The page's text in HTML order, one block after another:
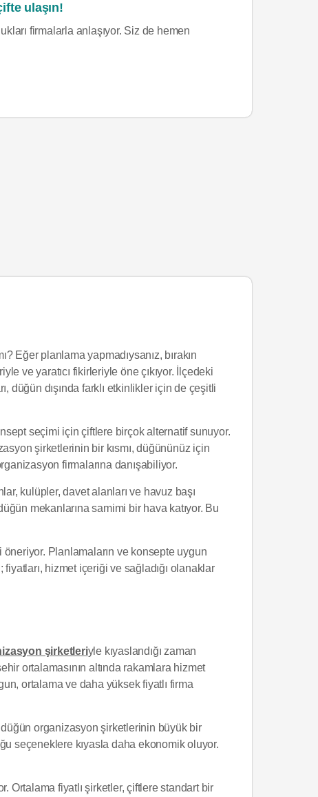
ulaşın!
firmalarla anlaşıyor. Siz de hemen
Eğer planlama yapmadıysanız, bırakın
ve yaratıcı fikirleriyle öne çıkıyor. İlçedeki
düğün dışında farklı etkinlikler için de çeşitli
seçimi için çiftlere birçok alternatif sunuyor.
şirketlerinin bir kısmı, düğününüz için
firmalarına danışabiliyor.
kulüpler, davet alanları ve havuz başı
mekanlarına samimi bir hava katıyor. Bu
Planlamaların ve konsepte uygun
hizmet içeriği ve sağladığı olanaklar
şirketleriyle kıyaslandığı zaman
ortalamasının altında rakamlara hizmet
ortalama ve daha yüksek fiyatlı firma
organizasyon şirketlerinin büyük bir
seçeneklere kıyasla daha ekonomik oluyor.
Ortalama fiyatlı şirketler, çiftlere standart bir